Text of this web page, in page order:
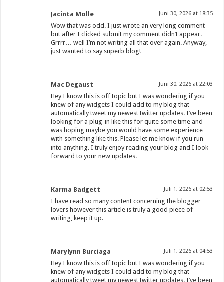
Jacinta Molle Juni 30, 2026 at 18:35
Wow that was odd. I just wrote an very long comment
but after I clicked submit my comment didn’t appear.
Grrrr… well I’m not writing all that over again. Anyway,
just wanted to say superb blog!
Mac Degaust Juni 30, 2026 at 22:03
Hey I know this is off topic but I was wondering if you
knew of any widgets I could add to my blog that
automatically tweet my newest twitter updates. I’ve been
looking for a plug-in like this for quite some time and
was hoping maybe you would have some experience
with something like this. Please let me know if you run
into anything. I truly enjoy reading your blog and I look
forward to your new updates.
Karma Badgett Juli 1, 2026 at 02:53
I have read so many content concerning the blogger
lovers however this article is truly a good piece of
writing, keep it up.
Marylynn Burciaga Juli 1, 2026 at 04:53
Hey I know this is off topic but I was wondering if you
knew of any widgets I could add to my blog that
automatically tweet my newest twitter updates. I’ve been